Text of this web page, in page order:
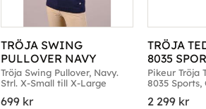
TRÖJA SWING
PULLOVER NAVY
Tröja Swing Pullover, Navy.
Strl. X-Small till X-Large
699kr
TRÖJA
8035
Pikeur Tröja
8035 Sports,
2 299 kr